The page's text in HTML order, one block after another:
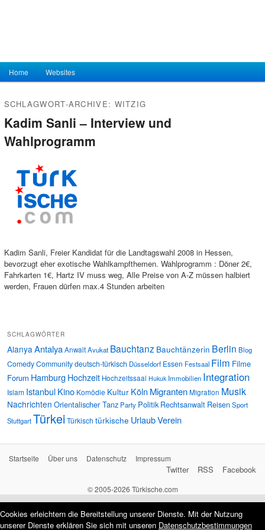
Hauptmenü
Zum Inhalt wechseln
Zum sekundären Inhalt wechseln
Home Websites
SCHLAGWORT-ARCHIVE: WITZIG
Kadim Sanli – Interview und
Wahlprogramm
Kadim Sanli, Freier Kandidat für die Landtagswahl 2008 in Hessen,
bevorzugt eher exotische Wahlkampfthemen. Wahlprogramm : Döner 2€,
Fahrkarten 1€, Hartz IV muss weg, Alle Preise von A-Z müssen halbiert
werden, Frauen dürfen max.4 Stunden arbeiten
SCHLAGWÖRTER
AlanyaAntalyaAnwaltAvukat Bauchtanz Bauchtänzerin Berlin Blog
ComedyCommunitydeutsch-türkisch Düsseldorf Essen Festsaal Film Filme
Forum Hamburg Hochzeit Hochzeitssaal Hukuk Immobilien Integration
Islam IstanbulKino Komödie Kultur Köln MigrantenMigration Musik
Nachrichten Orientalischer Tanz Party Politik Rechtsanwalt ReisenSport
StuttgartTürkeiTürkisch türkische UrlaubVerein
Startseite Über uns Datenschutz Impressum
Facebook
RSS
Twitter
© 2005-2026 Türkische.com
Cookies erleichtern die Bereitstellung unserer Dienste. Mit der Nutzung
unserer Dienste erklären Sie sich mit unseren Datenschutzbestimmungen